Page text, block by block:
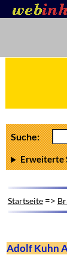
Suche:
Erweiterte
Startseite=>
Adolf Kuhn